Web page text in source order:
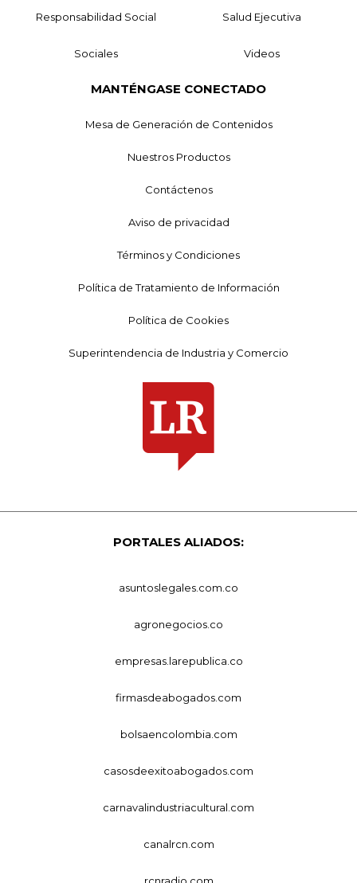
Responsabilidad Social Salud Ejecutiva
Sociales Videos
MANTÉNGASE CONECTADO
Mesa de Generación de Contenidos
Nuestros Productos
Contáctenos
Aviso de privacidad
Términos y Condiciones
Política de Tratamiento de Información
Política de Cookies
Superintendencia de Industria y Comercio
PORTALES ALIADOS:
asuntoslegales.com.co
agronegocios.co
empresas.larepublica.co
firmasdeabogados.com
bolsaencolombia.com
casosdeexitoabogados.com
carnavalindustriacultural.com
canalrcn.com